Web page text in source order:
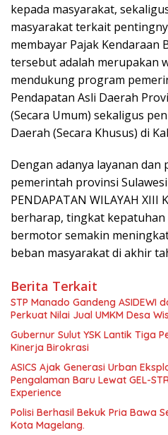
kepada masyarakat,
masyarakat terkait
membayar Pajak Kendaraan
tersebut adalah merupakan
mendukung program
Pendapatan Asli Daerah
(Secara Umum) sekaligus
Daerah (Secara Khusus) di
Dengan adanya layanan
pemerintah provinsi
PENDAPATAN WILAYAH
berharap, tingkat kepatuhan
bermotor semakin
beban masyarakat di akhir
Berita Terkait
‎STP Manado Gandeng ASIDEWI
Perkuat Nilai Jual UMKM Desa
Gubernur Sulut YSK Lantik Tiga Pejabat Eselon II, Perkuat
Kinerja Birokrasi
ASICS Ajak Generasi Urban
Pengalaman Baru Lewat GEL-
Experience
Polisi Berhasil Bekuk Pria Bawa
Kota Magelang.